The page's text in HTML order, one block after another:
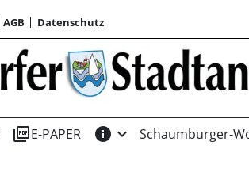
AGB Datenschutz
picture_as_pdfE-PAPER info expand_more Schaumburger-